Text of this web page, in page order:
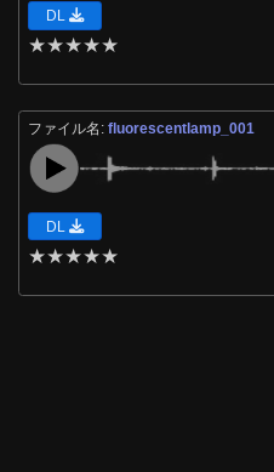
DL
★★★★★
ファイル名:fluorescentlamp_001
DL
★★★★★